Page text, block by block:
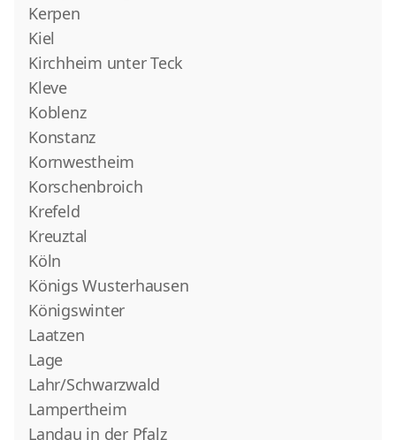
Kerpen
Kiel
Kirchheim unter Teck
Kleve
Koblenz
Konstanz
Kornwestheim
Korschenbroich
Krefeld
Kreuztal
Köln
Königs Wusterhausen
Königswinter
Laatzen
Lage
Lahr/Schwarzwald
Lampertheim
Landau in der Pfalz